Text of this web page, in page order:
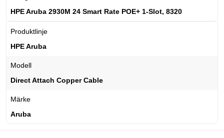
HPE Aruba 2930M 24 Smart Rate POE+ 1-Slot, 8320
Produktlinje
HPE Aruba
Modell
Direct Attach Copper Cable
Märke
Aruba